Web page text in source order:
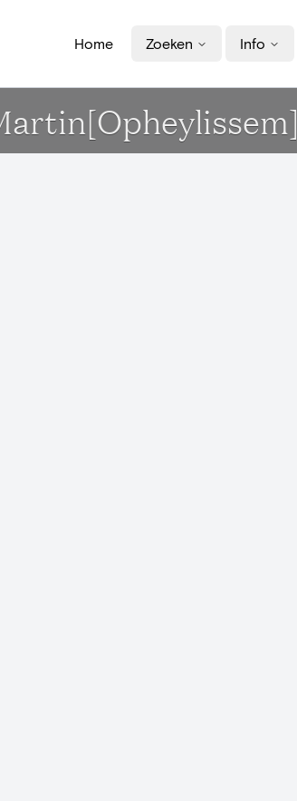
Home Zoeken Info